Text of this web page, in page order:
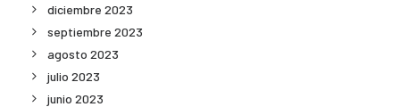
diciembre 2023
septiembre 2023
agosto 2023
julio 2023
junio 2023